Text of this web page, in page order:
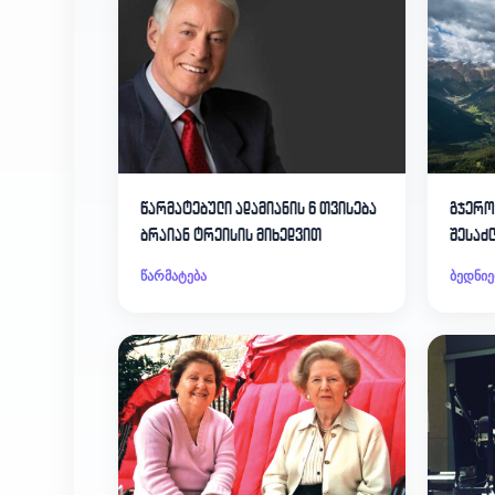
წარმატებული ადამიანის 6 თვისება
ბრაიან ტრეისის მიხედვით
წარმატება